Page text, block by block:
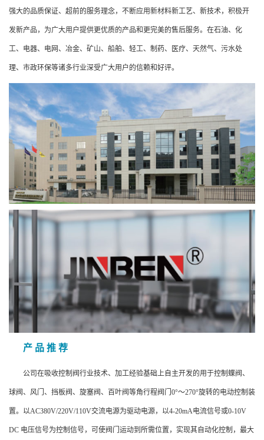
强大的品质保证、超前的服务理念，不断应用新材料新工艺、新技术，积极开
发新产品，为广大用户提供更优质的产品和更完美的售后服务。在石油、化
工、电器、电网、冶金、矿山、船舶、轻工、制药、医疗、天然气、污水处
理、市政环保等诸多行业深受广大用户的信赖和好评。
产 品 推 荐
公司在吸收控制阀行业技术、加工经验基础上自主开发的用于控制蝶阀、
球阀、风门、挡板阀、旋塞阀、百叶阀等角行程阀门0°～270°旋转的电动控制装
置。以AC380V/220V/110V交流电源为驱动电源，以4-20mA电流信号或0-10V
DC 电压信号为控制信号，可使阀门运动到所需位置，实现其自动化控制，最大